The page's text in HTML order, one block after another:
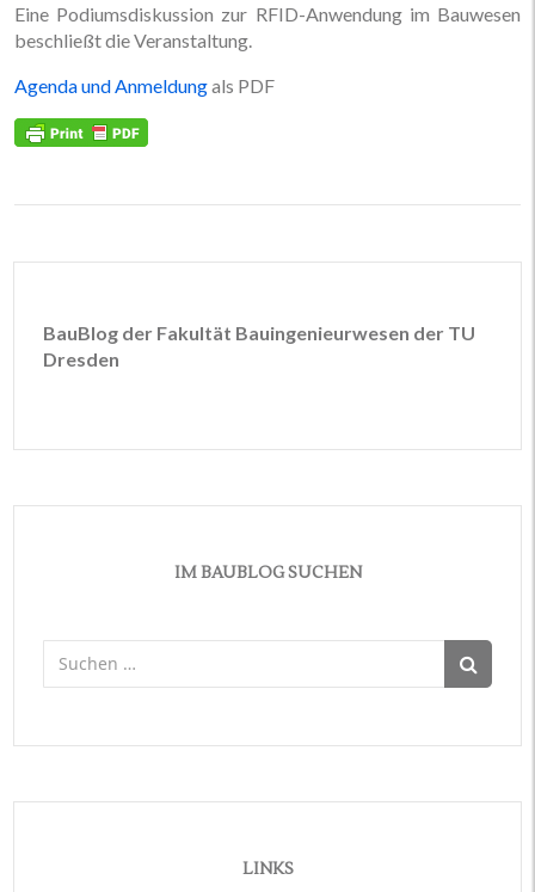
Eine Podiumsdiskussion zur RFID-Anwendung im Bauwesen
beschließt die Veranstaltung.
Agenda und Anmeldungals PDF
BauBlog der Fakultät Bauingenieurwesen der TU
Dresden
IM BAUBLOG SUCHEN
Suchen
nach:
LINKS